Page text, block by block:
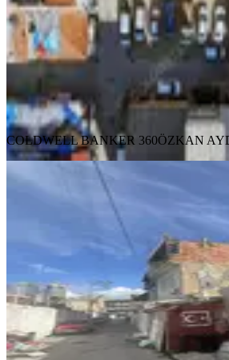
05.03.2026
14.500.000 ₺ 15.500.000 ₺
COLDWELL BANKER 360ÖZKAN
Ara
COLDWELL BANKER 360ÖZKAN
YOLA YAKIN
Konak Ege
Dönüşüm
Konak, Ege Mahallesi
Kanalizasyon,
02.03.2026
7.900.000 ₺
RADAR EMLAK Orhan Ulubaş